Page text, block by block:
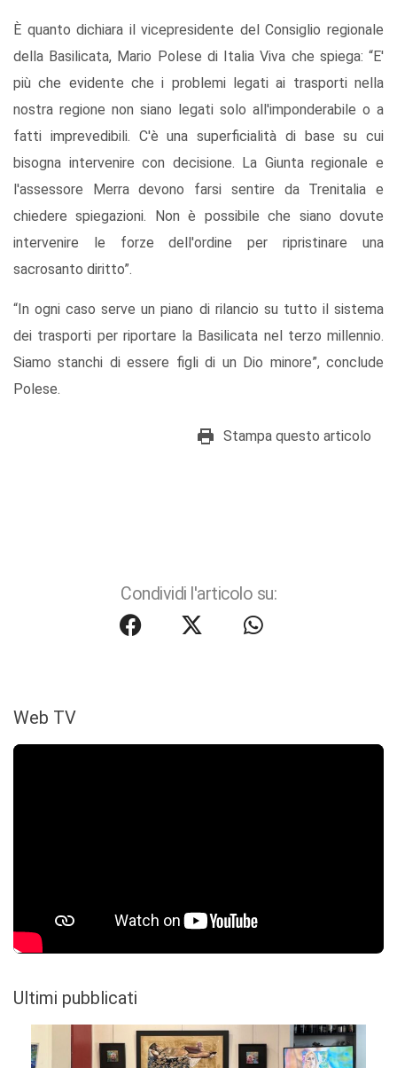
È quanto dichiara il vicepresidente del Consiglio regionale
della Basilicata, Mario Polese di Italia Viva che spiega: “E'
più che evidente che i problemi legati ai trasporti nella
nostra regione non siano legati solo all'imponderabile o a
fatti imprevedibili. C'è una superficialità di base su cui
bisogna intervenire con decisione. La Giunta regionale e
l'assessore Merra devono farsi sentire da Trenitalia e
chiedere spiegazioni. Non è possibile che siano dovute
intervenire le forze dell'ordine per ripristinare una
sacrosanto diritto”.
“In ogni caso serve un piano di rilancio su tutto il sistema
dei trasporti per riportare la Basilicata nel terzo millennio.
Siamo stanchi di essere figli di un Dio minore”, conclude
Polese.
Stampa questo articolo
Condividi l'articolo su:
Web TV
Ultimi pubblicati